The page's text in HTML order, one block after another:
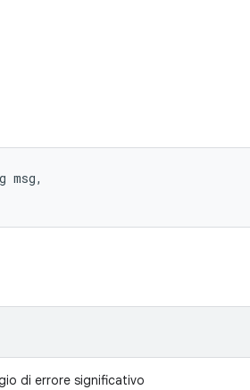
msg,
di errore significativo